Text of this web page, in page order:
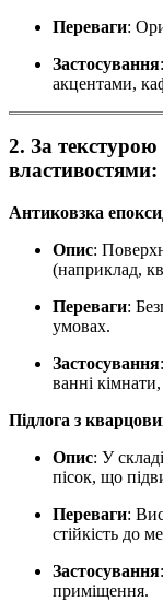
Переваги:
Застосування
акцентами,
2. За
властивостями:
Антиковзка
Опис:
(наприклад,
Переваги:
умовах.
Застосування
ванні
Підлога з
Опис: У
пісок, що
Переваги:
стійкість до
Застосування
приміщення.